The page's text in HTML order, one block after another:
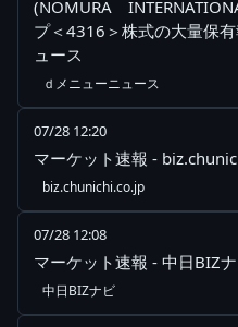
(NOMURA
プ＜4316＞株式の大量保
ュース
ｄメニューニュース
07/28 12:20
マーケット速報 -
biz.chunichi.co.jp
07/28 12:08
マーケット速報 - 中日BIZ
中日BIZナビ